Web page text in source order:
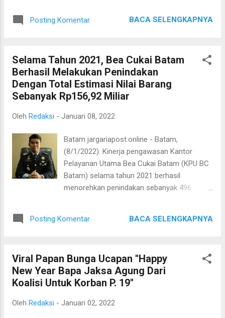
bersama ini secara langsung maupun tidak
Kasatresnarkoba AKP Eri Yanto, S.H dan
Polres Pasaman Barat IPTU Ralim.
Pengungkapan tindak pidana Narkotika jenis
ganja tersebut terjadi pada hari Jumat
tanggal 07 Januari 2022 sekira Pukul 04.45
Jorong Aek Napal, Kenagarian Batahan,
Pasaman Barat. Dalam ungkap perkara
Narkotika jenis ganja tersebut tim Opsnal
Satresnarkoba Polres Pasaman Barat yang
dipimpin oleh AKP Eri Yanto, S.H tersebut,
mengamankan 4 orang tersangka yaitu LS
kesemuanya memiliki peran yang berbeda-
Posting Komentar BACA SELENGKAPNYA
Selama Tahun 2021, Bea Cukai Batam
Berhasil Melakukan Penindakan
Dengan Total Estimasi Nilai Barang
Sebanyak Rp156,92 Miliar
Oleh Redaksi - Januari 08, 2022
Batam jargariapost.online - Batam,
(8/1/2022). Kinerja pengawasan Kantor
Pelayanan Utama Bea Cukai Batam (KPU BC
Batam) selama tahun 2021 berhasil
menorehkan penindakan sebanyak 496
sebesar Rp156,92 miliar dengan potensi
maka setiap harinya Bea Cukai Batam
melakukan penindakan sebanyak 1,35 kali
penindakan, artinya Bea Cukai Batam tiada
dalam hal ini menjalankan tugas
Posting Komentar BACA SELENGKAPNYA
Viral Papan Bunga Ucapan ''Happy
New Year Bapa Jaksa Agung Dari
Koalisi Untuk Korban P. 19''
Oleh Redaksi - Januari 02, 2022